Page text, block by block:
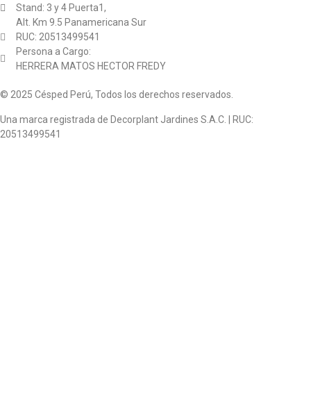
Stand: 3 y 4 Puerta1,
Alt. Km 9.5 Panamericana Sur
RUC: 20513499541
Persona a Cargo:
HERRERA MATOS HECTOR FREDY
© 2025 Césped Perú, Todos los derechos reservados.
Una marca registrada de Decorplant Jardines S.A.C. | RUC:
20513499541